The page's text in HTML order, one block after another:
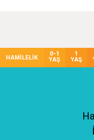
HAMİLELİK
0-1
YAŞ
1
YAŞ